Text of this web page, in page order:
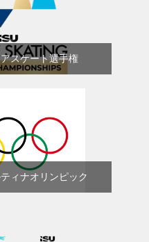
スケート選手権
ィナオリンピック